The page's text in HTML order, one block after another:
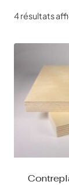
4 résultats